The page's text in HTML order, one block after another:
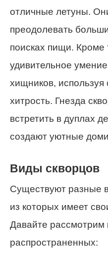
отличные летуны.
преодолевать
поисках пищи. Кроме
удивительное
хищников, используя
хитрость. Гнезда
встретить в дуплах
создают уютные
Виды скворцов
Существуют разные
из которых имеет
Давайте рассмотрим
распространенных: